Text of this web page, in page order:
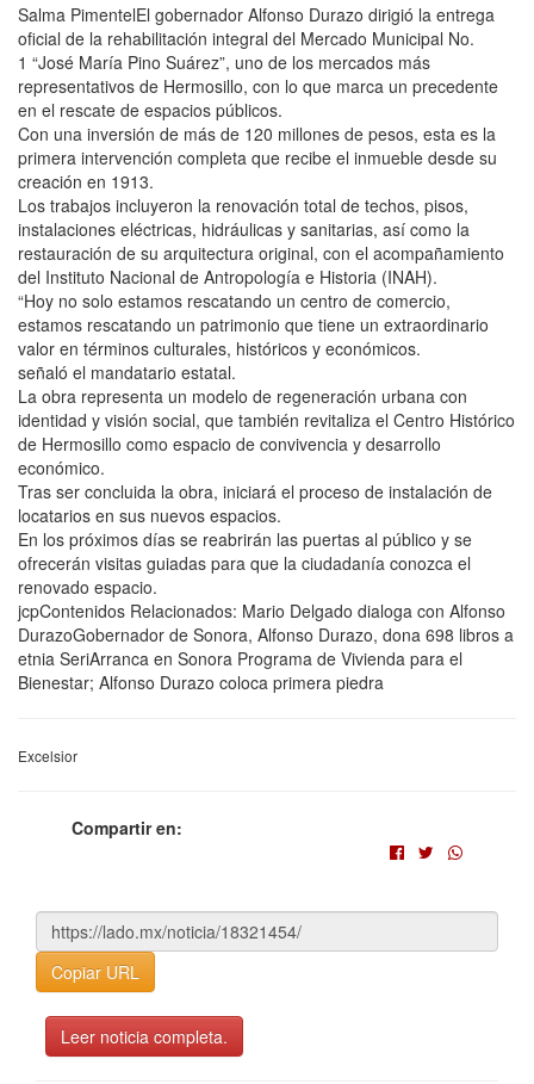
Salma PimentelEl gobernador Alfonso Durazo dirigió la entrega
oficial de la rehabilitación integral del Mercado Municipal No.
1 “José María Pino Suárez”, uno de los mercados más
representativos de Hermosillo, con lo que marca un precedente
en el rescate de espacios públicos.
Con una inversión de más de 120 millones de pesos, esta es la
primera intervención completa que recibe el inmueble desde su
creación en 1913.
Los trabajos incluyeron la renovación total de techos, pisos,
instalaciones eléctricas, hidráulicas y sanitarias, así como la
restauración de su arquitectura original, con el acompañamiento
del Instituto Nacional de Antropología e Historia (INAH).
“Hoy no solo estamos rescatando un centro de comercio,
estamos rescatando un patrimonio que tiene un extraordinario
valor en términos culturales, históricos y económicos.
señaló el mandatario estatal.
La obra representa un modelo de regeneración urbana con
identidad y visión social, que también revitaliza el Centro Histórico
de Hermosillo como espacio de convivencia y desarrollo
económico.
Tras ser concluida la obra, iniciará el proceso de instalación de
locatarios en sus nuevos espacios.
En los próximos días se reabrirán las puertas al público y se
ofrecerán visitas guiadas para que la ciudadanía conozca el
renovado espacio.
jcpContenidos Relacionados: Mario Delgado dialoga con Alfonso
DurazoGobernador de Sonora, Alfonso Durazo, dona 698 libros a
etnia SeriArranca en Sonora Programa de Vivienda para el
Bienestar; Alfonso Durazo coloca primera piedra
Excelsior
Compartir en:
Copiar URL
Leer noticia completa.